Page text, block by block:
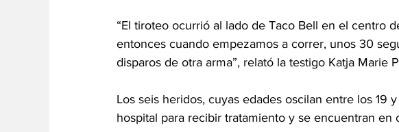
“El tiroteo ocurrió al lado de Taco Bell en el centro
entonces cuando empezamos a correr, unos 30
disparos de otra arma”, relató la testigo Katja Marie
Los seis heridos, cuyas edades oscilan entre los 19
hospital para recibir tratamiento y se encuentran